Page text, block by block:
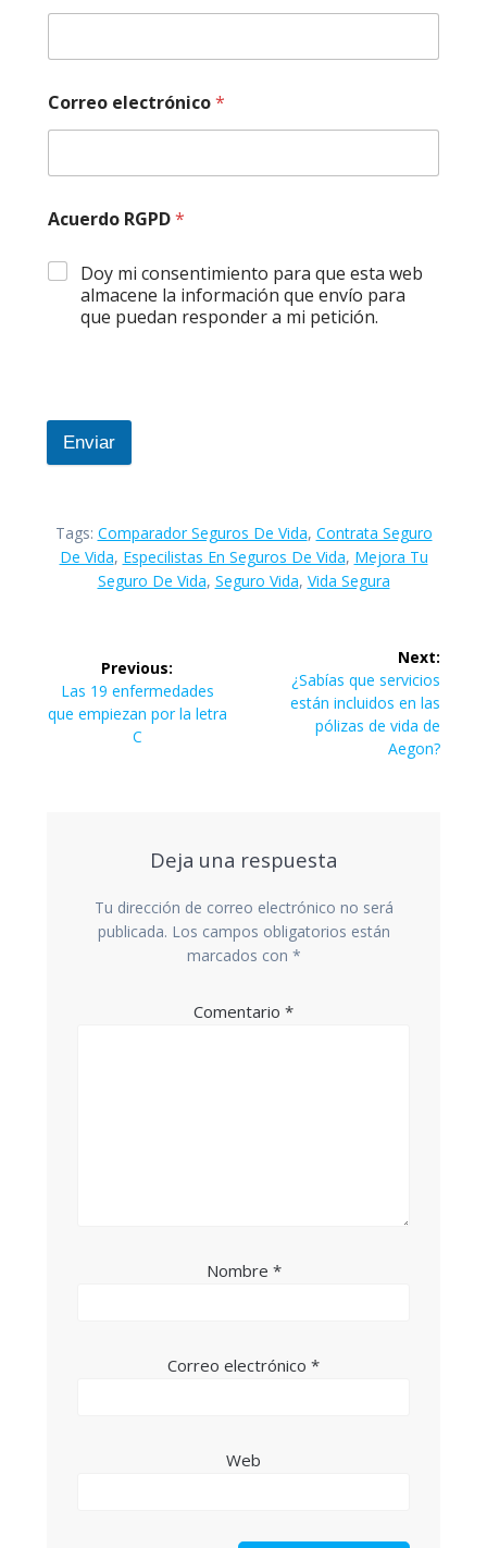
Correo electrónico*
Acuerdo RGPD*
Doy mi consentimiento para que esta web
almacene la información que envío para
que puedan responder a mi petición.
Enviar
Tags: Comparador Seguros De Vida, Contrata Seguro
De Vida, Especilistas En Seguros De Vida, Mejora Tu
Seguro De Vida, Seguro Vida, Vida Segura
entradas
Previous:
Previous
post:
Las 19 enfermedades
que empiezan por la letra
C
Next:
Next
post:
¿Sabías que servicios
están incluidos en las
pólizas de vida de
Aegon?
Deja una respuesta
Tu dirección de correo electrónico no será
publicada. Los campos obligatorios están
marcados con *
Comentario *
Nombre *
Correo electrónico *
Web